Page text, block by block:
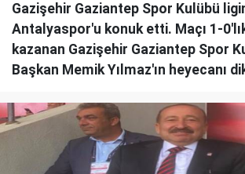
Gazişehir Gaziantep Spor Kulübü
Antalyaspor'u konuk etti. Maçı 1-
kazanan Gazişehir Gaziantep Spor
Başkan Memik Yılmaz'ın heyecanı